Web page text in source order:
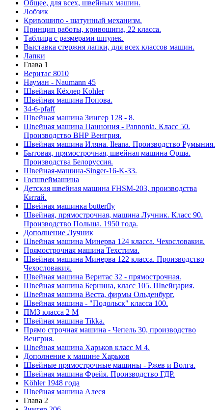
Общее, для всех, швейных машин.
Лобзик
Кривошипо - шатунный механизм.
Принцип работы, кривошипа, 22 класса.
Таблица с размерами шпулек.
Выставка стержня лапки, для всех классов машин.
Лапки
Глава 1
Веритас 8010
Науман - Naumann 45
Швейная Кёхлер Kohler
Швейная машина Попова.
34-6-pfaff
Швейная машина Зингер 128 - 8.
Швейная машина Паннония - Pannonia. Класс 50.
Производство ВНР Венгрия.
Швейная машина Иляна. Ileana. Производство Румыния.
Бытовая, прямострочная, швейная машина Орша.
Производства Белоруссия.
Швейная-машина-Singer-16-K-33.
Госшвеймашина
Детская швейная машина FHSM-203, производства
Китай.
Швейная машинка butterfly
Швейная, прямострочная, машина Лучник. Класс 90.
Производство Польша. 1950 года.
Дополнение Лучник
Швейная машина Минерва 124 класса. Чехословакия.
Прямострочная машина Техстима.
Швейная машина Минерва 122 класса. Производство
Чехословакия.
Швейная машина Веритас 32 - прямострочная.
Швейная машина Бернина, класс 105. Швейцария.
Швейная машина Веста, фирмы Ольденбург.
Швейная машина - "Подольск" класса 100.
ПМЗ класса 2 М
Швейная машина Tikka.
Прямо строчная машина - Чепель 30, производство
Венгрия.
Швейная машина Харьков класс М 4.
Дополнение к машине Харьков
Швейные прямострочные машины - Ржев и Волга.
Швейная машина Фрейя. Производство ГДР.
Köhler 1948 года
Швейная машина Алеся
Глава 2